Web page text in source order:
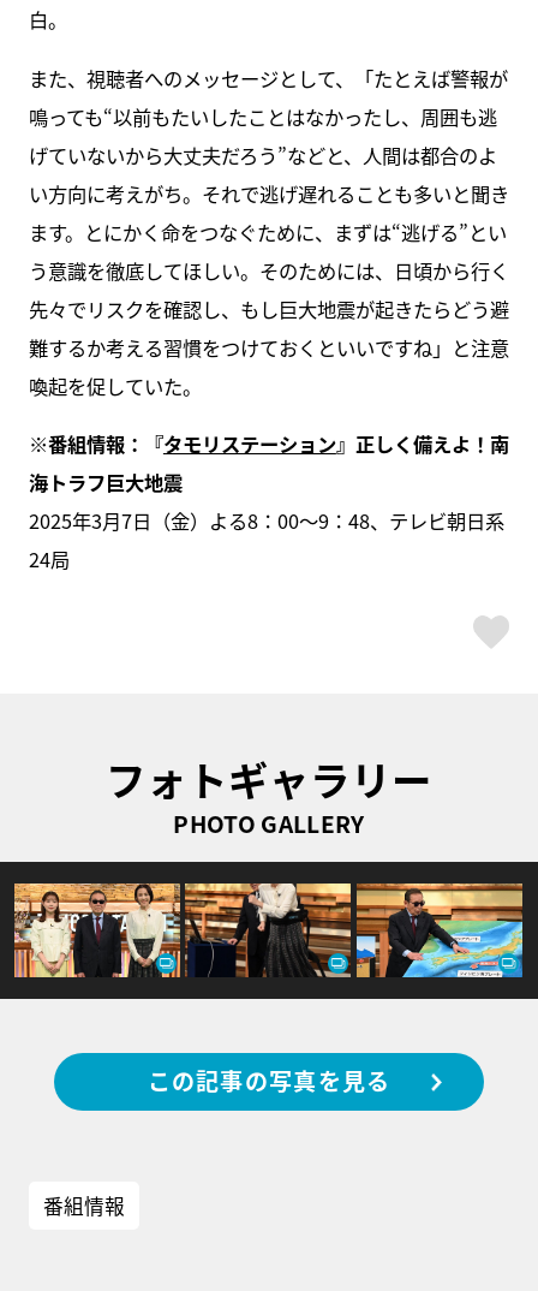
白。
また、視聴者へのメッセージとして、「たとえば警報が
鳴っても“以前もたいしたことはなかったし、周囲も逃
げていないから大丈夫だろう”などと、人間は都合のよ
い方向に考えがち。それで逃げ遅れることも多いと聞き
ます。とにかく命をつなぐために、まずは“逃げる”とい
う意識を徹底してほしい。そのためには、日頃から行く
先々でリスクを確認し、もし巨大地震が起きたらどう避
難するか考える習慣をつけておくといいですね」と注意
喚起を促していた。
※番組情報：『タモリステーション』正しく備えよ！南
海トラフ巨大地震
2025年3月7日（金）よる8：00～9：48、テレビ朝日系
24局
フォトギャラリー
PHOTO GALLERY
この記事の写真を見る
番組情報